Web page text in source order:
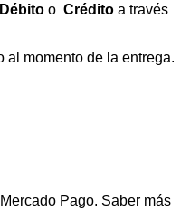
Débito o Crédito a través
al momento de la entrega.
Pago. Saber más